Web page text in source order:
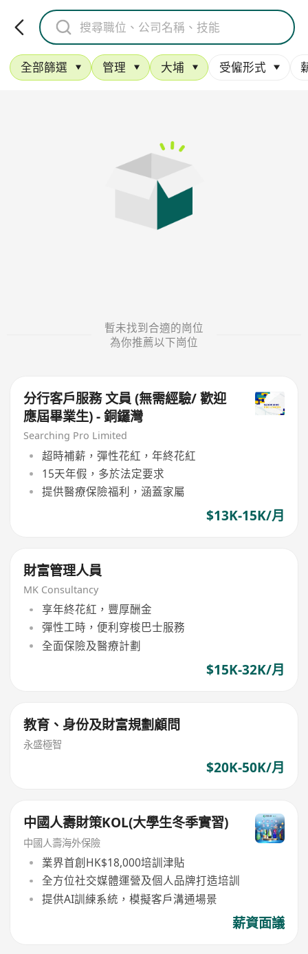
全部篩選 管理 大埔 受僱形式
暫未找到合適的崗位
為你推薦以下崗位
分行客戶服務 文員 (無需經驗/ 歡迎
應屆畢業生) - 銅鑼灣
Searching Pro Limited
超時補薪，彈性花紅，年終花紅
15天年假，多於法定要求
提供醫療保險福利，涵蓋家屬
$13K-15K/月
財富管理人員
MK Consultancy
享年終花紅，豐厚酬金
彈性工時，便利穿梭巴士服務
全面保險及醫療計劃
$15K-32K/月
教育、身份及財富規劃顧問
永盛極智
$20K-50K/月
中國人壽財策KOL(大學生冬季實習)
中國人壽海外保險
業界首創HK$18,000培訓津貼
全方位社交媒體運營及個人品牌打造培訓
提供AI訓練系統，模擬客戶溝通場景
薪資面議